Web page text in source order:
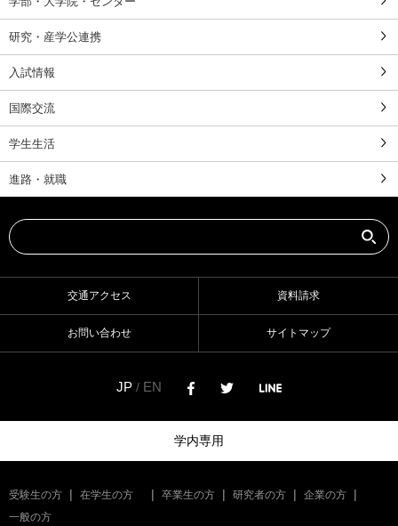
研究・産学公連携
入試情報
国際交流
学生生活
進路・就職
交通アクセス 資料請求
お問い合わせ サイトマップ
JP / EN
学内専用
受験生の方 在学生の方 卒業生の方 研究者の方
企業の方
一般の方